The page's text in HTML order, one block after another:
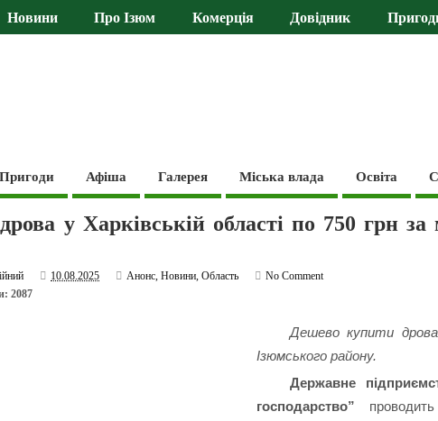
Новини Про Ізюм Комерція Довідник
Пригоди Афіша Галерея Міська влада Освіта
у Харківській області по 750 грн
10.08.2025 Анонс,Новини,Область
No Comment
2087
Дешево купити дрова
Ізюмського району.
Державне
господарство”